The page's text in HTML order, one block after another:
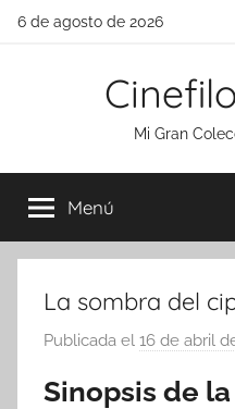
Saltar
6 de agosto de 2026
Mi Gran
Menú
La sombra del
Publicada el 16 de abril
Sinopsis de